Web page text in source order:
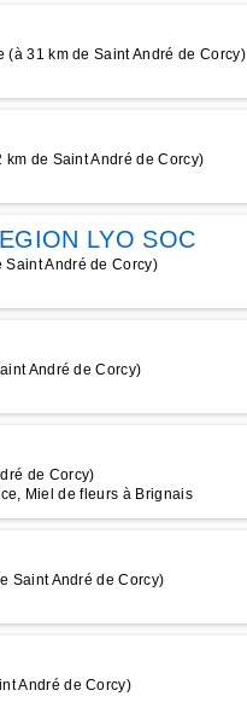
31 km de Saint André de Corcy)
de Saint André de Corcy)
LYO SOC
André de Corcy)
André de Corcy)
de Corcy)
Miel de fleurs à Brignais
Saint André de Corcy)
André de Corcy)